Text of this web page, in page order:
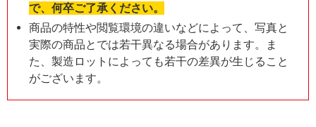
で、何卒ご了承ください。
商品の特性や閲覧環境の違いなどによって、写真と
実際の商品とでは若干異なる場合があります。ま
た、製造ロットによっても若干の差異が生じること
がございます。